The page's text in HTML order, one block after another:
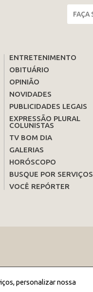
ENTRETENIMENTO
OBITUÁRIO
OPINIÃO
NOVIDADES
PUBLICIDADES LEGAIS
EXPRESSÃO PLURAL
COLUNISTAS
TV BOM DIA
GALERIAS
HORÓSCOPO
BUSQUE POR SERVIÇOS
VOCÊ REPÓRTER
personalizar nossa